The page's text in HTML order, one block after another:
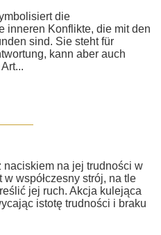
die
inneren Konflikte, die mit den
sind. Sie steht für
kann aber auch